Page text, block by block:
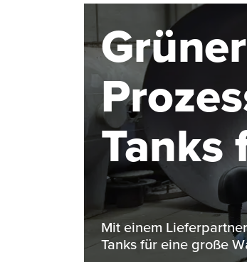
Tanks
Mit einem
Tanks für eine große